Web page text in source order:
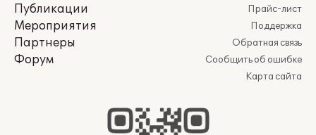
Публикации
Мероприятия
Партнеры
Форум
Прайс-лист
Поддержка
Обратная связь
Сообщить об ошибке
Карта сайта